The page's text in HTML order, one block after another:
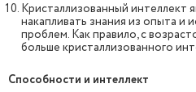
Кристаллизованный интеллект
накапливать знания из опыта и
проблем. Как правило, с
больше кристаллизованного
Способности и интеллект